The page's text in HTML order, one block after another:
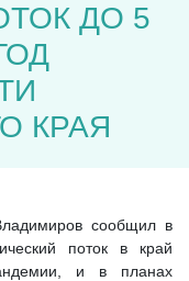
ДО 5
КРАЯ
сообщил в
поток в край
и в планах